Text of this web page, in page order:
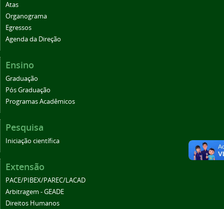
Atas
Organograma
Egressos
Agenda da Direção
Ensino
Graduação
Pós Graduação
Programas Acadêmicos
Pesquisa
Iniciação científica
Extensão
PACE/PIBEX/PAREC/LACAD
Arbitragem - GEADE
Direitos Humanos